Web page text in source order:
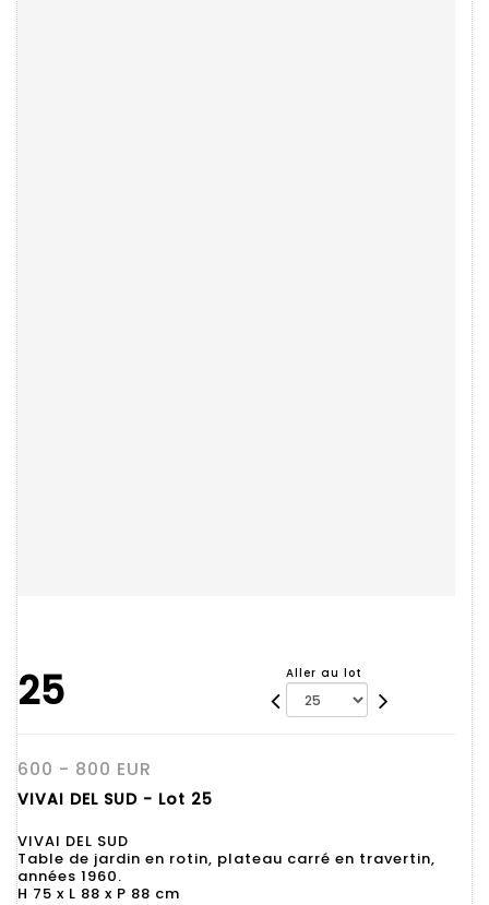
25 Aller au lot
600 - 800 EUR
VIVAI DEL SUD - Lot 25
VIVAI DEL SUD
Table de jardin en rotin, plateau carré en travertin,
années 1960.
H 75 x L 88 x P 88 cm